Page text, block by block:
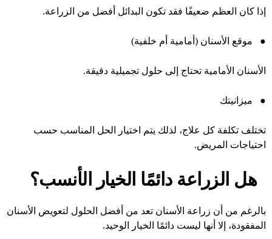
إذا كان العظم ضعيفًا فقد تكون البدائل أفضل من الزراعة.
● موقع الأسنان (أمامية أم خلفية)
الأسنان الأمامية تحتاج إلى حلول تجميلية دقيقة.
● ميزانيتك
تختلف تكلفة كل علاج، لذلك يتم اختيار الحل المناسب حسب
احتياجات المريض.
هل الزراعة دائمًا الخيار الأنسب؟
بالرغم من أن زراعة الأسنان تعد من أفضل الحلول لتعويض الأسنان
المفقودة، إلا أنها ليست دائمًا الخيار الوحيد.